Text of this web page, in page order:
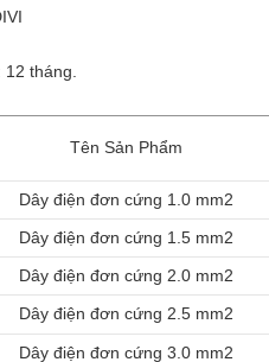
tháng.
Tên Sản Phẩm
Dây điện đơn cứng 1.0 mm2
Dây điện đơn cứng 1.5 mm2
Dây điện đơn cứng 2.0 mm2
Dây điện đơn cứng 2.5 mm2
Dây điện đơn cứng 3.0 mm2